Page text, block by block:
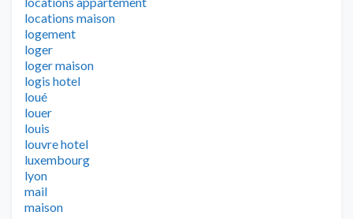
locations maison
logement
loger
loger maison
logis hotel
loué
louer
louis
louvre hotel
luxembourg
lyon
mail
maison